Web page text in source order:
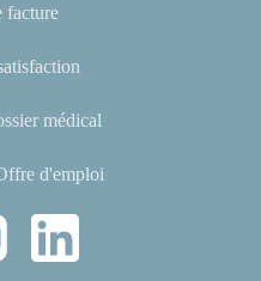
facture
médical
d'emploi